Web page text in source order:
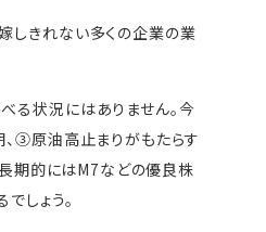
しきれない多くの企業の業
る状況にはありません。今
③原油高止まりがもたらす
長期的にはM7などの優良株
しょう。